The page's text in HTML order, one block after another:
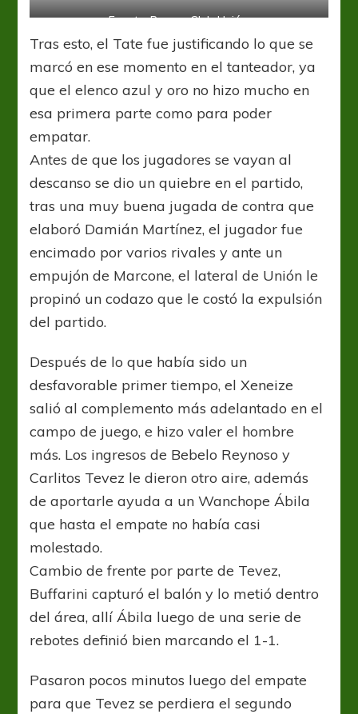
Fuente: Prensa Club Unión.
Tras esto, el Tate fue justificando lo que se
marcó en ese momento en el tanteador, ya
que el elenco azul y oro no hizo mucho en
esa primera parte como para poder
empatar.
Antes de que los jugadores se vayan al
descanso se dio un quiebre en el partido,
tras una muy buena jugada de contra que
elaboró Damián Martínez, el jugador fue
encimado por varios rivales y ante un
empujón de Marcone, el lateral de Unión le
propinó un codazo que le costó la expulsión
del partido.
Después de lo que había sido un
desfavorable primer tiempo, el Xeneize
salió al complemento más adelantado en el
campo de juego, e hizo valer el hombre
más. Los ingresos de Bebelo Reynoso y
Carlitos Tevez le dieron otro aire, además
de aportarle ayuda a un Wanchope Ábila
que hasta el empate no había casi
molestado.
Cambio de frente por parte de Tevez,
Buffarini capturó el balón y lo metió dentro
del área, allí Ábila luego de una serie de
rebotes definió bien marcando el 1-1.
Pasaron pocos minutos luego del empate
para que Tevez se perdiera el segundo